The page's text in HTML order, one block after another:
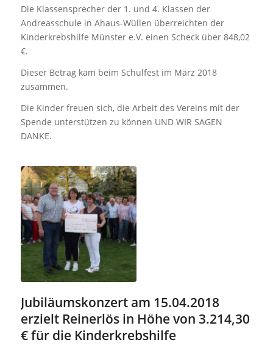
Die Klassensprecher der 1. und 4. Klassen der
Andreasschule in Ahaus-Wüllen überreichten der
Kinderkrebshilfe Münster e.V. einen Scheck über 848,02
€.
Dieser Betrag kam beim Schulfest im März 2018
zusammen.
Die Kinder freuen sich, die Arbeit des Vereins mit der
Spende unterstützen zu können UND WIR SAGEN
DANKE.
Jubiläumskonzert am 15.04.2018
erzielt Reinerlös in Höhe von 3.214,30
€ für die Kinderkrebshilfe